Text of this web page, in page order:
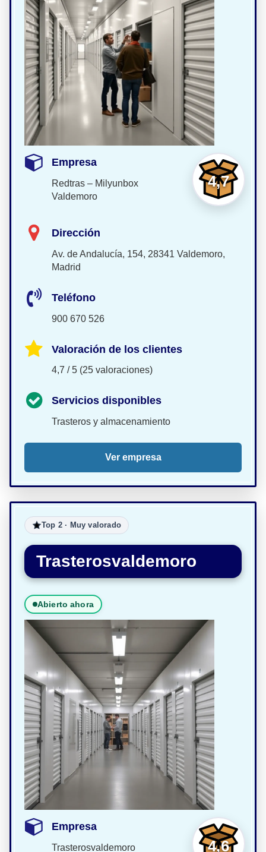
4,7
Empresa
Redtras – Milyunbox
Valdemoro
Dirección
Av. de Andalucía, 154, 28341 Valdemoro,
Madrid
Teléfono
900 670 526
Valoración de los clientes
4,7 / 5 (25 valoraciones)
Servicios disponibles
Trasteros y almacenamiento
Ver empresa
Top 2 · Muy valorado
Trasterosvaldemoro
Abierto ahora
4,6
Empresa
Trasterosvaldemoro